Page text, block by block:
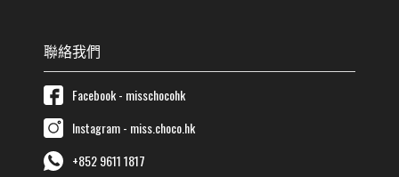
聯絡我們
Facebook - misschocohk
Instagram - miss.choco.hk
+852 9611 1817